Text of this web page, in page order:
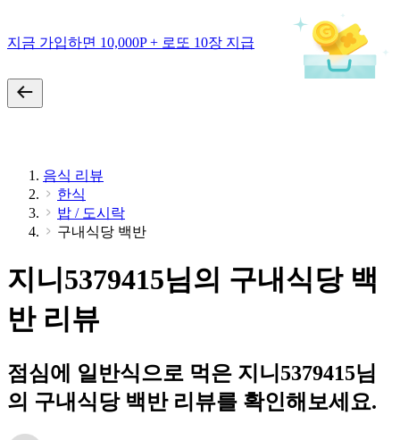
지금 가입하면 10,000P + 로또 10장 지급
음식 리뷰
한식
밥 / 도시락
구내식당 백반
지니5379415님의 구내식당 백
반 리뷰
점심에 일반식으로 먹은 지니5379415님
의 구내식당 백반 리뷰를 확인해보세요.